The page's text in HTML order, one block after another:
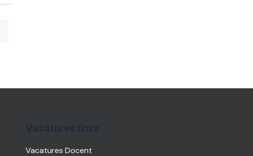
Vacatures Docent